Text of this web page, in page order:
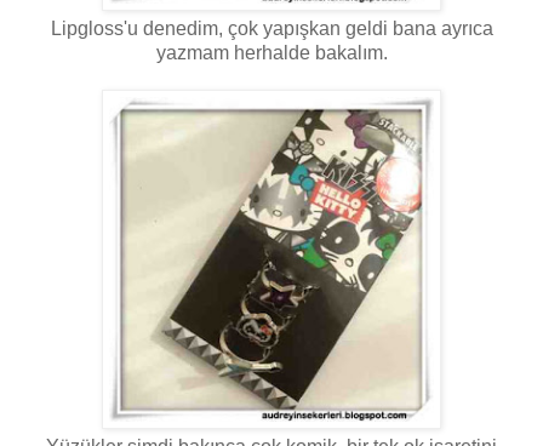
Lipgloss'u denedim, çok yapışkan geldi bana ayrıca
yazmam herhalde bakalım.